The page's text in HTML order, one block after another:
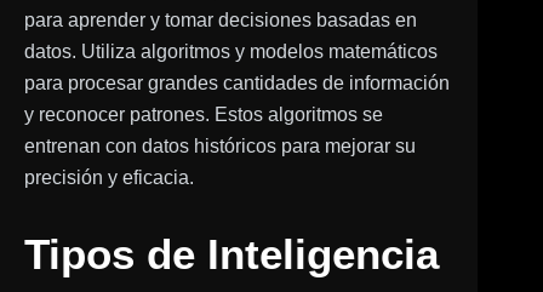
para aprender y tomar decisiones basadas en
datos. Utiliza algoritmos y modelos matemáticos
para procesar grandes cantidades de información
y reconocer patrones. Estos algoritmos se
entrenan con datos históricos para mejorar su
precisión y eficacia.
Tipos de Inteligencia